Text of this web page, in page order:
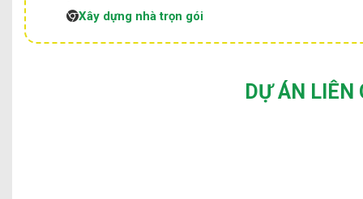
Xây dựng nhà trọn gói
DỰ ÁN LIÊN